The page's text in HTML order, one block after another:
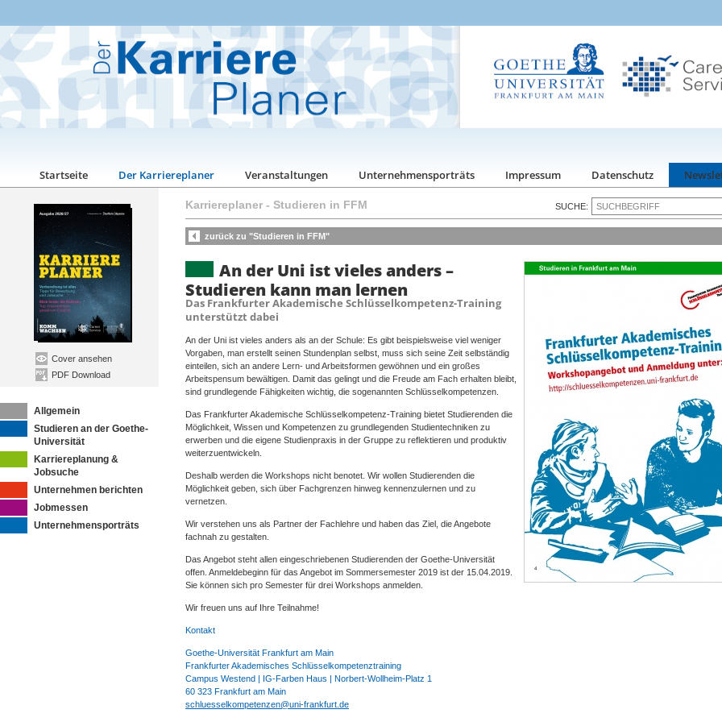
Startseite Der Karriereplaner Veranstaltungen Unternehmensporträts Impressum Datenschutz
Cover ansehen
PDF Download
Allgemein
Studieren an der Goethe-
Universität
Karriereplanung &
Jobsuche
Unternehmen berichten
Jobmessen
Unternehmensporträts
SUCHE:
Karriereplaner - Studieren in FFM
zurück zu "Studieren in FFM"
An der Uni ist vieles anders –
Studieren kann man lernen
Das Frankfurter Akademische Schlüsselkompetenz-Training
unterstützt dabei
An der Uni ist vieles anders als an der Schule: Es gibt beispielsweise viel weniger
Vorgaben, man erstellt seinen Stundenplan selbst, muss sich seine Zeit selbständig
einteilen, sich an andere Lern- und Arbeitsformen gewöhnen und ein großes
Arbeitspensum bewältigen. Damit das gelingt und die Freude am Fach erhalten bleibt,
sind grundlegende Fähigkeiten wichtig, die sogenannten Schlüsselkompetenzen.
Das Frankfurter Akademische Schlüsselkompetenz-Training bietet Studierenden die
Möglichkeit, Wissen und Kompetenzen zu grundlegenden Studientechniken zu
erwerben und die eigene Studienpraxis in der Gruppe zu reflektieren und produktiv
weiterzuentwickeln.
Deshalb werden die Workshops nicht benotet. Wir wollen Studierenden die
Möglichkeit geben, sich über Fachgrenzen hinweg kennenzulernen und zu
vernetzen.
Wir verstehen uns als Partner der Fachlehre und haben das Ziel, die Angebote
fachnah zu gestalten.
Das Angebot steht allen eingeschriebenen Studierenden der Goethe-Universität
offen. Anmeldebeginn für das Angebot im Sommersemester 2019 ist der 15.04.2019.
Sie können sich pro Semester für drei Workshops anmelden.
Wir freuen uns auf Ihre Teilnahme!
Kontakt
Goethe-Universität Frankfurt am Main
Frankfurter Akademisches Schlüsselkompetenztraining
Campus Westend | IG-Farben Haus | Norbert-Wollheim-Platz 1
60 323 Frankfurt am Main
schluesselkompetenzen@uni-frankfurt.de